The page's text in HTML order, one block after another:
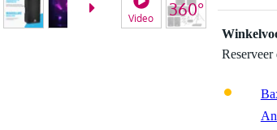
Video